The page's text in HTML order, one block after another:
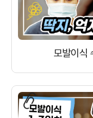
모발이식